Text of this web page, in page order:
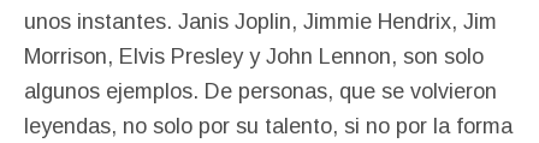
unos instantes. Janis Joplin, Jimmie Hendrix, Jim
Morrison, Elvis Presley y John Lennon, son solo
algunos ejemplos. De personas, que se volvieron
leyendas, no solo por su talento, si no por la forma